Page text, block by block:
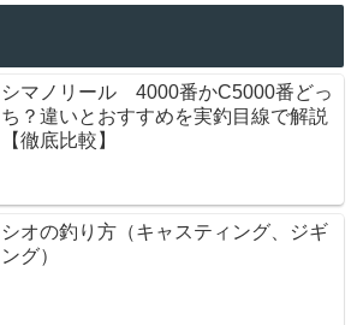
シマノリール 4000番かC5000番どっ
ち？違いとおすすめを実釣目線で解説
【徹底比較】
シオの釣り方（キャスティング、ジギ
ング）